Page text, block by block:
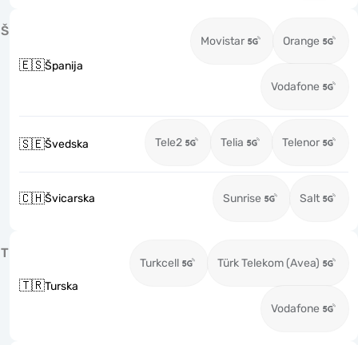
Š
🇪🇸Španija
Movistar Orange
Vodafone
🇸🇪Švedska Tele2 Telia Telenor
🇨🇭Švicarska Sunrise Salt
T
🇹🇷Turska
Turkcell Türk Telekom (Avea)
Vodafone